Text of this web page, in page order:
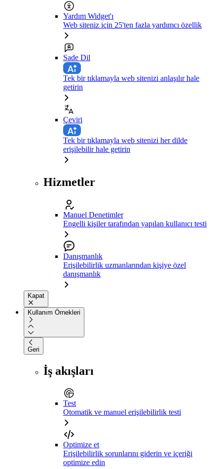
Yardım Widget'ı
Web siteniz için 25'ten fazla yardımcı özellik
Sade Dil
Tek bir tıklamayla web sitenizi anlaşılır hale
getirin
Çeviri
Tek bir tıklamayla web sitenizi her dilde
erişilebilir hale getirin
Hizmetler
Manuel Denetimler
Engelli kişiler tarafından yapılan kullanıcı testi
Danışmanlık
Erişilebilirlik uzmanlarından kişiye özel
danışmanlık
Kapat
Kullanım Örnekleri
Geri
İş akışları
Test
Otomatik ve manuel erişilebilirlik testi
Optimize et
Erişilebilirlik sorunlarını giderin ve içeriği
optimize edin